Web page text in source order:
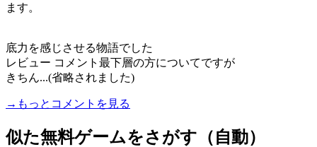
ます。
底力を感じさせる物語でした
レビュー コメント最下層の方についてですが
きちん...(省略されました)
→もっとコメントを見る
似た無料ゲームをさがす（自動）